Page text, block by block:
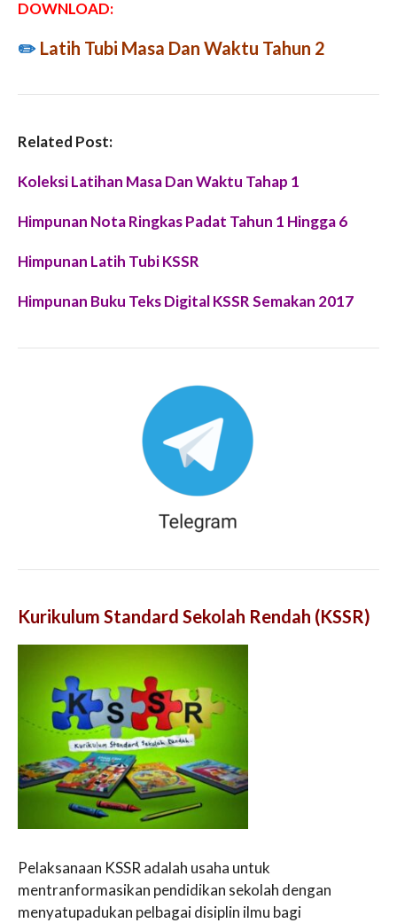
DOWNLOAD:
✏️ Latih Tubi Masa Dan Waktu Tahun 2
Related Post:
Koleksi Latihan Masa Dan Waktu Tahap 1
Himpunan Nota Ringkas Padat Tahun 1 Hingga 6
Himpunan Latih Tubi KSSR
Himpunan Buku Teks Digital KSSR Semakan 2017
Kurikulum Standard Sekolah Rendah (KSSR)
Pelaksanaan KSSR adalah usaha untuk
mentranformasikan pendidikan sekolah dengan
menyatupadukan pelbagai disiplin ilmu bagi